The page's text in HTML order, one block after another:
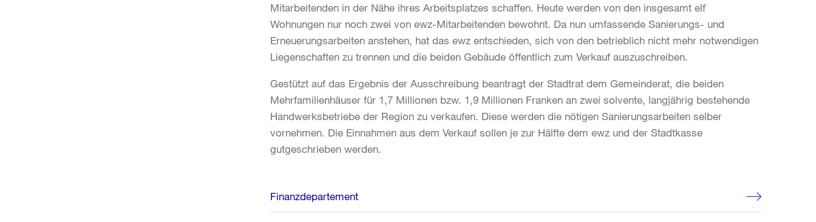
Mitarbeitenden in der Nähe ihres Arbeitsplatzes schaffen. Heute werden von den insgesamt elf
Wohnungen nur noch zwei von ewz-Mitarbeitenden bewohnt. Da nun umfassende Sanierungs- und
Erneuerungsarbeiten anstehen, hat das ewz entschieden, sich von den betrieblich nicht mehr notwendigen
Liegenschaften zu trennen und die beiden Gebäude öffentlich zum Verkauf auszuschreiben.
Gestützt auf das Ergebnis der Ausschreibung beantragt der Stadtrat dem Gemeinderat, die beiden
Mehrfamilienhäuser für 1,7 Millionen bzw. 1,9 Millionen Franken an zwei solvente, langjährig bestehende
Handwerksbetriebe der Region zu verkaufen. Diese werden die nötigen Sanierungsarbeiten selber
vornehmen. Die Einnahmen aus dem Verkauf sollen je zur Hälfte dem ewz und der Stadtkasse
gutgeschrieben werden.
Weitere
Informationen
Finanzdepartement